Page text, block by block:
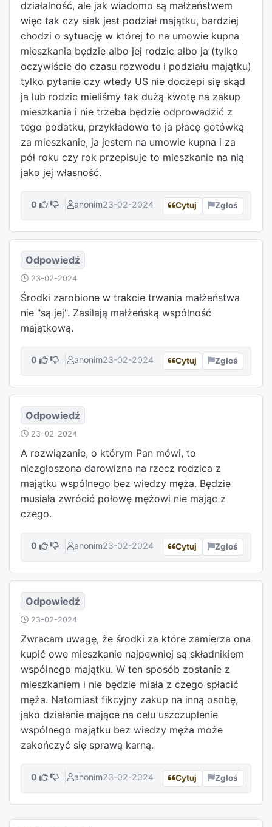
działalność, ale jak wiadomo są małżeństwem
więc tak czy siak jest podział majątku, bardziej
chodzi o sytuację w której to na umowie kupna
mieszkania będzie albo jej rodzic albo ja (tylko
oczywiście do czasu rozwodu i podziału majątku)
tylko pytanie czy wtedy US nie doczepi się skąd
ja lub rodzic mieliśmy tak dużą kwotę na zakup
mieszkania i nie trzeba będzie odprowadzić z
tego podatku, przykładowo to ja płacę gotówką
za mieszkanie, ja jestem na umowie kupna i za
pół roku czy rok przepisuje to mieszkanie na nią
jako jej własność.
0 anonim23-02-2024 Cytuj Zgłoś
Odpowiedź
23-02-2024
Środki zarobione w trakcie trwania małżeństwa
nie "są jej". Zasilają małżeńską wspólność
majątkową.
0 anonim23-02-2024 Cytuj Zgłoś
Odpowiedź
23-02-2024
A rozwiązanie, o którym Pan mówi, to
niezgłoszona darowizna na rzecz rodzica z
majątku wspólnego bez wiedzy męża. Będzie
musiała zwrócić połowę mężowi nie mając z
czego.
0 anonim23-02-2024 Cytuj Zgłoś
Odpowiedź
23-02-2024
Zwracam uwagę, że środki za które zamierza ona
kupić owe mieszkanie najpewniej są składnikiem
wspólnego majątku. W ten sposób zostanie z
mieszkaniem i nie będzie miała z czego spłacić
męża. Natomiast fikcyjny zakup na inną osobę,
jako działanie mające na celu uszczuplenie
wspólnego majątku bez wiedzy męża może
zakończyć się sprawą karną.
0 anonim23-02-2024 Cytuj Zgłoś